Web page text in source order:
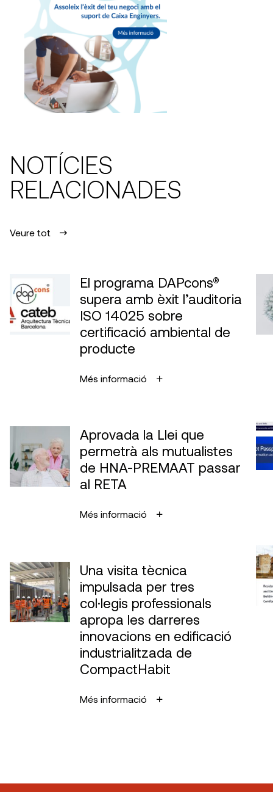
NOTÍCIES
RELACIONADES
Veure tot
El programa DAPcons®
supera amb èxit l’auditoria
ISO 14025 sobre
certificació ambiental de
producte
Més informació
Aprovada la Llei que
permetrà als mutualistes
de HNA-PREMAAT passar
al RETA
Més informació
Una visita tècnica
impulsada per tres
col·legis professionals
apropa les darreres
innovacions en edificació
industrialitzada de
CompactHabit
Més informació